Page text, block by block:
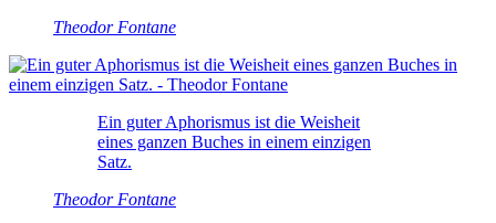
Theodor Fontane
Ein guter Aphorismus ist die Weisheit
eines ganzen Buches in einem einzigen
Satz.
Theodor Fontane